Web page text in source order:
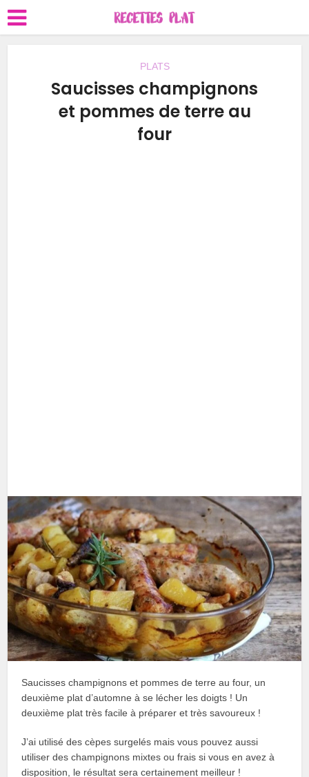
PLATS
Saucisses champignons
et pommes de terre au
four
Saucisses champignons et pommes de terre au four, un
deuxième plat d’automne à se lécher les doigts ! Un
deuxième plat très facile à préparer et très savoureux !
J’ai utilisé des cèpes surgelés mais vous pouvez aussi
utiliser des champignons mixtes ou frais si vous en avez à
disposition, le résultat sera certainement meilleur !